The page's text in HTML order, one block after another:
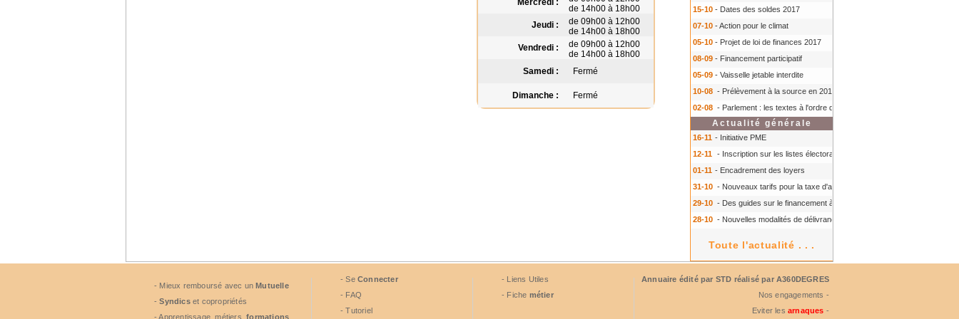
15-10 - Dates des soldes 2017
07-10 - Action pour le climat
05-10 - Projet de loi de finances 2017
08-09 - Financement participatif
05-09 - Vaisselle jetable interdite
10-08 - Prélèvement à la source en 2018
02-08 - Parlement : les textes à l'ordre du jour à l'automne 2016
Actualité générale
16-11 - Initiative PME
12-11 - Inscription sur les listes électorales : comment faire ?
01-11 - Encadrement des loyers
31-10 - Nouveaux tarifs pour la taxe d'aéroport
29-10 - Des guides sur le financement à court terme des TPE
28-10 - Nouvelles modalités de délivrance du Certiphyto
Toute l'actualité . . .
Mercredi :
de 14h00 à 18h00
Jeudi :
de 09h00 à 12h00
de 14h00 à 18h00
Vendredi :
de 09h00 à 12h00
de 14h00 à 18h00
Samedi :
Fermé
Dimanche : Fermé
- Mieux remboursé avec unMutuelle
-Syndicset copropriétés
- Apprentissage, métiers,formations
- Se Connecter
- FAQ
- Tutoriel
- Liens Utiles
- Fiche métier
Annuaire édité par STD réalisé par A360DEGRES
Nos engagements -
Eviter les arnaques -